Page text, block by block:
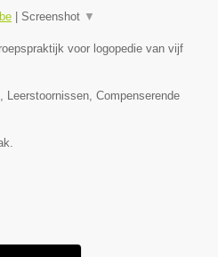
Screenshot ▼
voor logopedie van vijf
Leerstoornissen, Compenserende